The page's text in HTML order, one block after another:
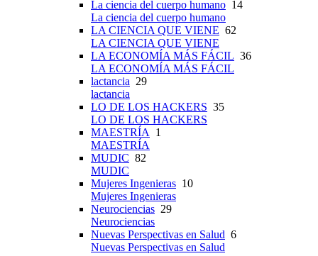
La ciencia del cuerpo humano 14
La ciencia del cuerpo humano
LA CIENCIA QUE VIENE 62
LA CIENCIA QUE VIENE
LA ECONOMÍA MÁS FÁCIL 36
LA ECONOMÍA MÁS FÁCIL
lactancia 29
lactancia
LO DE LOS HACKERS 35
LO DE LOS HACKERS
MAESTRÍA
1
MAESTRÍA
MUDIC 82
MUDIC
Mujeres Ingenieras 10
Mujeres Ingenieras
Neurociencias 29
Neurociencias
Nuevas Perspectivas en Salud 6
Nuevas Perspectivas en Salud